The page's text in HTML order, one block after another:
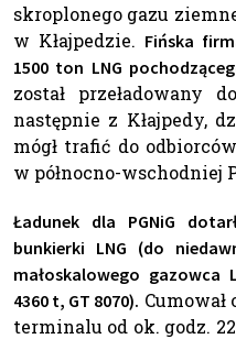
skroplonego gazu
w Kłajpedzie. Fińska
1500 ton LNG
został przeładowany
następnie z Kłajpedy,
mógł trafić do
w północno-wschodniej
Ładunek dla PGNiG
bunkierki LNG (do
małoskalowego gazowca
4360 t, GT 8070).
terminalu od ok. godz.